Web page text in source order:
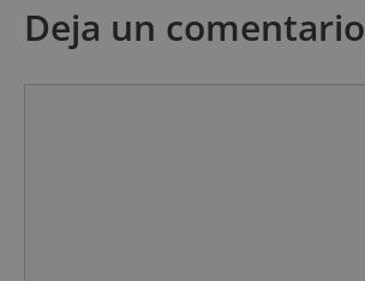
Deja un comentario